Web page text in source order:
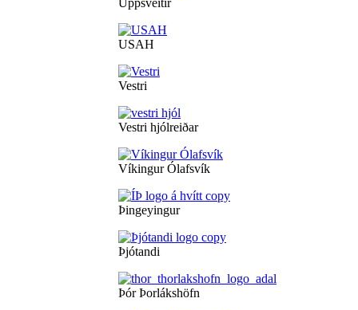
USAH
Vestri
Vestri hjólreiðar
Víkingur Ólafsvík
Þingeyingur
Þjótandi
Þór Þorlákshöfn